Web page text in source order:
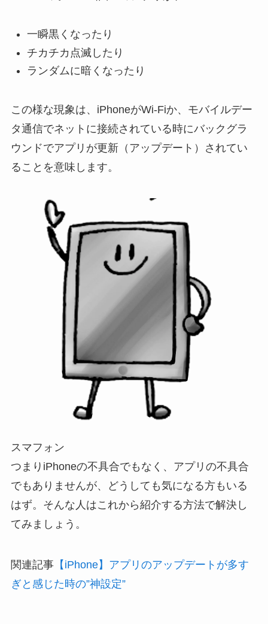
一瞬黒くなったり
チカチカ点滅したり
ランダムに暗くなったり
この様な現象は、 iPhoneがWi-Fiか、モバイルデー
タ通信でネットに接続されている時にバックグラ
ウンドでアプリが更新（アップデート）されてい
る ことを意味します。
スマフォン
つまりiPhoneの不具合でもなく、アプリの不具合
でもありませんが、どうしても気になる方もいる
はず。そんな人はこれから紹介する方法で解決し
てみましょう。
関連記事【iPhone】アプリのアップデートが多す
ぎと感じた時の”神設定”